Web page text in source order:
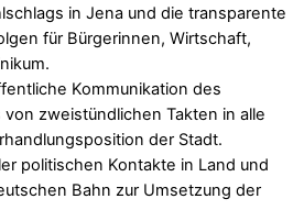
in Jena und die transparente
für Bürgerinnen, Wirtschaft,
Kommunikation des
zweistündlichen Takten in alle
der Stadt.
politischen Kontakte in Land und
Bahn zur Umsetzung der